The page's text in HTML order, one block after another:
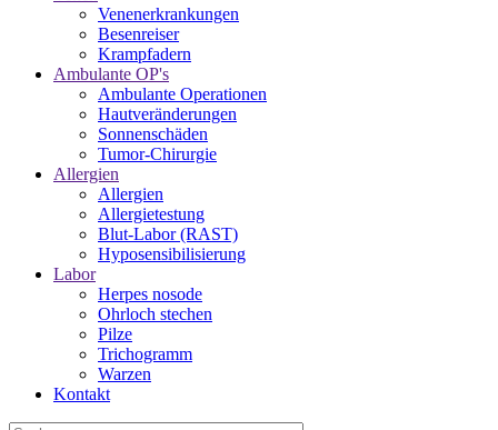
Venenerkrankungen
Besenreiser
Krampfadern
Ambulante OP's
Ambulante Operationen
Hautveränderungen
Sonnenschäden
Tumor-Chirurgie
Allergien
Allergien
Allergietestung
Blut-Labor (RAST)
Hyposensibilisierung
Labor
Herpes nosode
Ohrloch stechen
Pilze
Trichogramm
Warzen
Kontakt